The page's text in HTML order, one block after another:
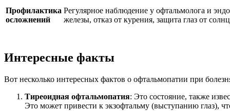
Профилактика
осложнений
Регулярное наблюдение у офтальмолога и
железы, отказ от курения, защита глаз от
Интересные факты
Вот несколько интересных фактов о офтальмопатии при
Тиреоидная офтальмопатия: Это состояние, также
Это может привести к экзофтальму (выступанию глаз),